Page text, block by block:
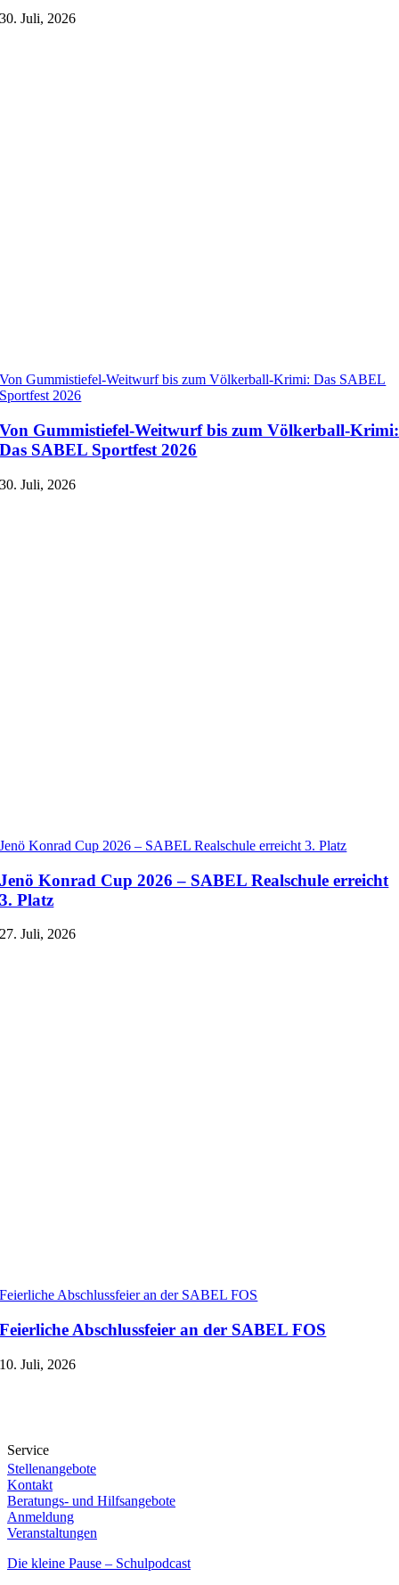
30. Juli, 2026
Von Gummistiefel-Weitwurf bis zum Völkerball-Krimi: Das SABEL
Sportfest 2026
Von Gummistiefel-Weitwurf bis zum Völkerball-Krimi:
Das SABEL Sportfest 2026
30. Juli, 2026
Jenö Konrad Cup 2026 – SABEL Realschule erreicht 3. Platz
Jenö Konrad Cup 2026 – SABEL Realschule erreicht
3. Platz
27. Juli, 2026
Feierliche Abschlussfeier an der SABEL FOS
Feierliche Abschlussfeier an der SABEL FOS
10. Juli, 2026
Service
Stellenangebote
Kontakt
Beratungs- und Hilfsangebote
Anmeldung
Veranstaltungen
Die kleine Pause – Schulpodcast